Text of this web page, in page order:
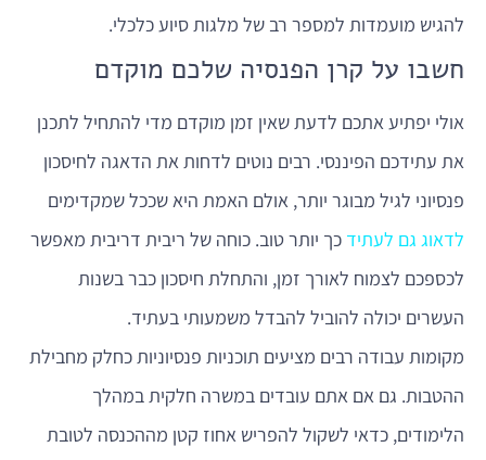
להגיש מועמדות למספר רב של מלגות סיוע כלכלי.
חשבו על קרן הפנסיה שלכם מוקדם
אולי יפתיע אתכם לדעת שאין זמן מוקדם מדי להתחיל לתכנן
את עתידכם הפיננסי. רבים נוטים לדחות את הדאגה לחיסכון
פנסיוני לגיל מבוגר יותר, אולם האמת היא שככל שמקדימים
לדאוג גם לעתיד כך יותר טוב. כוחה של ריבית דריבית מאפשר
לכספכם לצמוח לאורך זמן, והתחלת חיסכון כבר בשנות
העשרים יכולה להוביל להבדל משמעותי בעתיד.
מקומות עבודה רבים מציעים תוכניות פנסיוניות כחלק מחבילת
ההטבות. גם אם אתם עובדים במשרה חלקית במהלך
הלימודים, כדאי לשקול להפריש אחוז קטן מההכנסה לטובת